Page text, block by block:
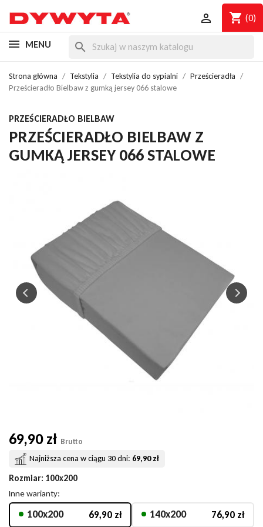
shopping_cart (0)

MENU search
Strona główna Tekstylia Tekstylia do sypialni
Prześcieradła
Prześcieradło Bielbaw z gumką jersey 066 stalowe
PRZEŚCIERADŁO BIELBAW
PRZEŚCIERADŁO BIELBAW Z
GUMKĄ JERSEY 066 STALOWE
69,90 zł Brutto
Najniższa cena w ciągu 30 dni: 69,90 zł
Rozmiar: 100x200
Inne warianty:
100x200 69,90 zł 140x200 76,90 zł